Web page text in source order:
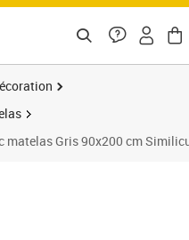
matelas Gris 90x200 cm